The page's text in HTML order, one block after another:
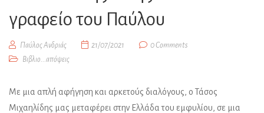
γραφείο του Παύλου
Παύλος Ανδριάς 21/07/2021
0 Comments
Βιβλιο...απόψεις
Με μια απλή αφήγηση και αρκετούς διαλόγους, ο Τάσος
Μιχαηλίδης μας μεταφέρει στην Ελλάδα του εμφυλίου, σε μια